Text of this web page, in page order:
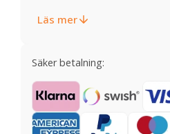
Läs mer
Säker betalning: